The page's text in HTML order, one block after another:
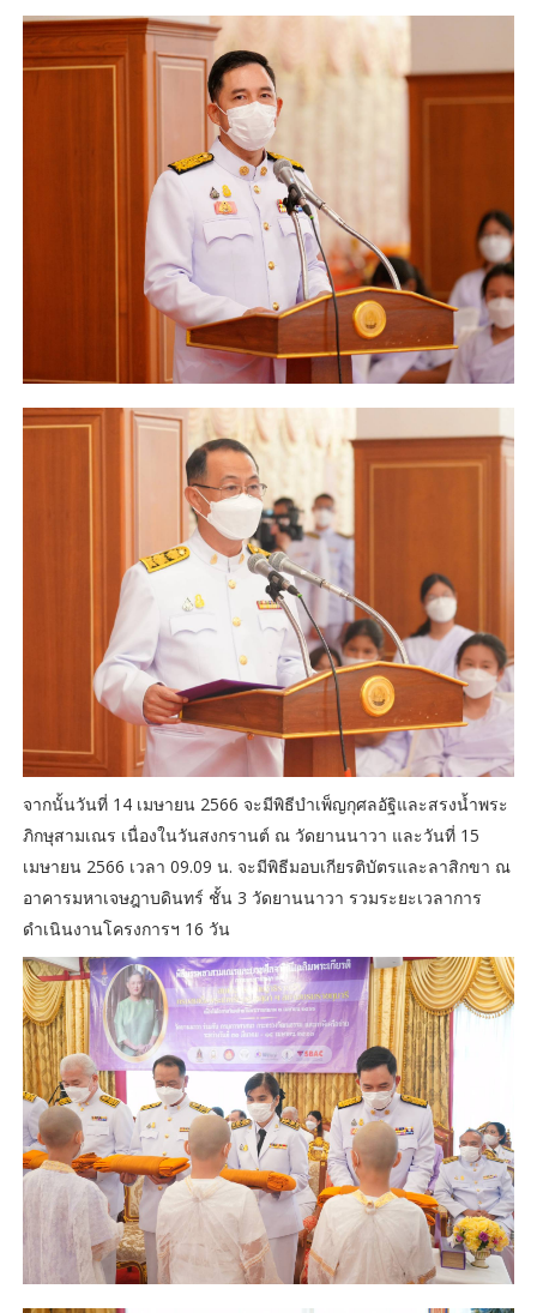
จากนั้นวันที่ 14 เมษายน 2566 จะมีพิธีบำเพ็ญกุศลอัฐิและสรงน้ำพระ
ภิกษุสามเณร เนื่องในวันสงกรานต์ ณ วัดยานนาวา และวันที่ 15
เมษายน 2566 เวลา 09.09 น. จะมีพิธีมอบเกียรติบัตรและลาสิกขา ณ
อาคารมหาเจษฎาบดินทร์ ชั้น 3 วัดยานนาวา รวมระยะเวลาการ
ดำเนินงานโครงการฯ 16 วัน